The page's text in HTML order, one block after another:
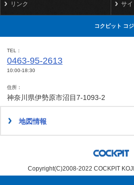
リンク サ
コクピット コ
TEL
0463-95-2613
10:00-18:30
住所
神奈川県伊勢原市沼目7-1093-2
地図情報
Copyright(C)2008-2022 COCKPIT